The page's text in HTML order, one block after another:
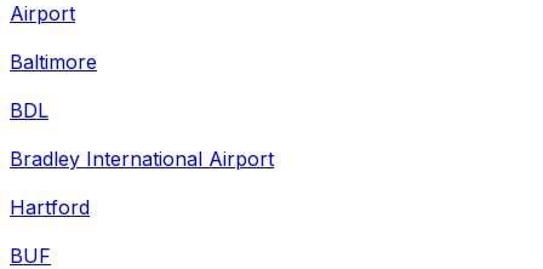
Airport
Baltimore
BDL
Bradley International Airport
Hartford
BUF